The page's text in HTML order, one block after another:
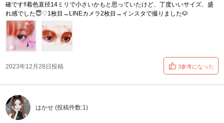
確です‼️着色直径14ミリで小さいかもと思っていたけど、丁度いいサイズ、盛
れ感でした😇♡1枚目→LINEカメラ2枚目→インスタで撮りました🐶
2023年12月28日投稿 3参考になった
はかせ (投稿件数:1)